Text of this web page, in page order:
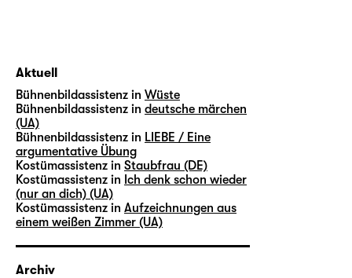
Aktuell
Bühnenbildassistenz in Wüste
Bühnenbildassistenz in deutsche märchen
(UA)
Bühnenbildassistenz in LIEBE / Eine
argumentative Übung
Kostümassistenz in Staubfrau (DE)
Kostümassistenz in Ich denk schon wieder
(nur an dich) (UA)
Kostümassistenz in Aufzeichnungen aus
einem weißen Zimmer (UA)
Archiv